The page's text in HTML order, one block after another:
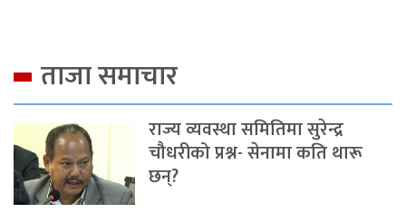
ताजा समाचार
राज्य व्यवस्था समितिमा सुरेन्द्र
चौधरीको प्रश्न- सेनामा कति थारू
छन्?